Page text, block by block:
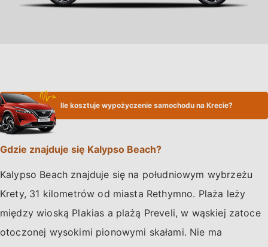
Ile kosztuje wypożyczenie samochodu na Krecie?
Gdzie znajduje się Kalypso Beach?
Kalypso Beach znajduje się na południowym wybrzeżu
Krety, 31 kilometrów od miasta Rethymno. Plaża leży
między wioską Plakias a plażą Preveli, w wąskiej zatoce
otoczonej wysokimi pionowymi skałami. Nie ma